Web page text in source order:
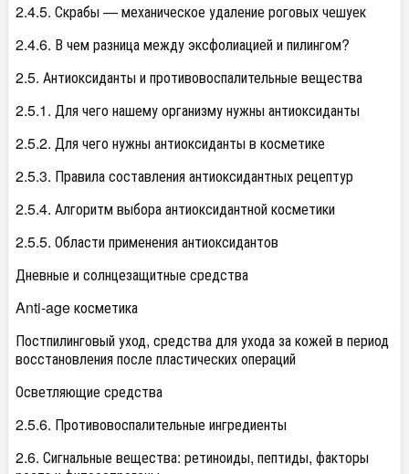
2.4.5. Скрабы — механическое удаление роговых чешуек
2.4.6. В чем разница между эксфолиацией и пилингом?
2.5. Антиоксиданты и противовоспалительные вещества
2.5.1. Для чего нашему организму нужны антиоксиданты
2.5.2. Для чего нужны антиоксиданты в косметике
2.5.3. Правила составления антиоксидантных рецептур
2.5.4. Алгоритм выбора антиоксидантной косметики
2.5.5. Области применения антиоксидантов
Дневные и солнцезащитные средства
Anti-age косметика
Постпилинговый уход, средства для ухода за кожей в период
восстановления после пластических операций
Осветляющие средства
2.5.6. Противовоспалительные ингредиенты
2.6. Сигнальные вещества: ретиноиды, пептиды, факторы